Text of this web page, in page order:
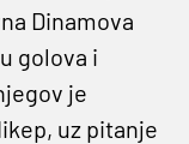
Dinamova
golova i
je
uz pitanje